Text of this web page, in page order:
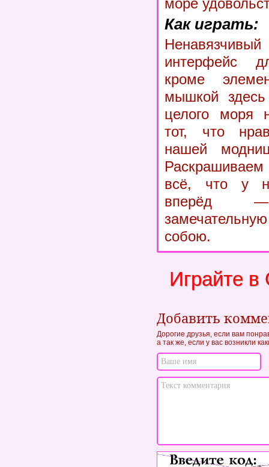
море
Как играть:
интерфейс
кроме
мышкой
целого моря
тот, что
нашей
всё, что у
вперёд —
собою.
Играйте
Добавить
Дорогие друзья, если вам
а так же, если у вас возникли